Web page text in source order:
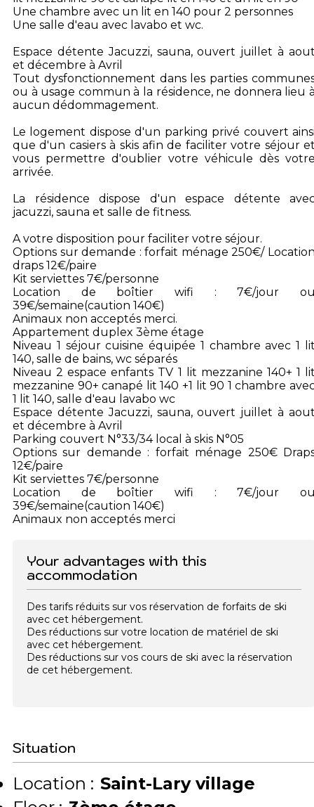
Une chambre avec un lit en 140 pour 2 personnes
Une salle d'eau avec lavabo et wc.
Espace détente Jacuzzi, sauna, ouvert juillet à
et décembre à Avril
Tout dysfonctionnement dans les parties
ou à usage commun à la résidence, ne donnera lieu
aucun dédommagement.
Le logement dispose d'un parking privé couvert
que d'un casiers à skis afin de faciliter votre séjour
vous permettre d'oublier votre véhicule dès
arrivée.
La résidence dispose d'un espace détente
jacuzzi, sauna et salle de fitness.
A votre disposition pour faciliter votre séjour.
Options sur demande : forfait ménage 250€/
draps 12€/paire
Kit serviettes 7€/personne
Location de boîtier wifi : 7€/jour
39€/semaine(caution 140€)
Animaux non acceptés merci.
Appartement duplex 3ème étage
Niveau 1 séjour cuisine équipée 1 chambre avec 1
140, salle de bains, wc séparés
Niveau 2 espace enfants TV 1 lit mezzanine 140+ 1
mezzanine 90+ canapé lit 140 +1 lit 90 1 chambre
1 lit 140, salle d'eau lavabo wc
Espace détente Jacuzzi, sauna, ouvert juillet à
et décembre à Avril
Parking couvert N°33/34 local à skis N°05
Options sur demande : forfait ménage 250€
12€/paire
Kit serviettes 7€/personne
Location de boîtier wifi : 7€/jour
39€/semaine(caution 140€)
Animaux non acceptés merci
Your advantages with this
accommodation
Des tarifs réduits sur vos réservation de forfaits de ski
avec cet hébergement.
Des réductions sur votre location de matériel de ski
avec cet hébergement.
Des réductions sur vos cours de ski avec la réservation
de cet hébergement.
Situation
Location : Saint-Lary village